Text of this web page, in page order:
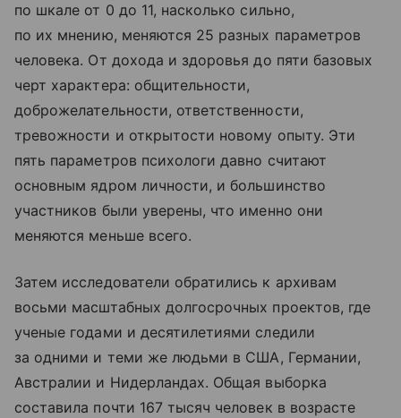
по шкале от 0 до 11, насколько сильно,
по их мнению, меняются 25 разных параметров
человека. От дохода и здоровья до пяти базовых
черт характера: общительности,
доброжелательности, ответственности,
тревожности и открытости новому опыту. Эти
пять параметров психологи давно считают
основным ядром личности, и большинство
участников были уверены, что именно они
меняются меньше всего.
Затем исследователи обратились к архивам
восьми масштабных долгосрочных проектов, где
ученые годами и десятилетиями следили
за одними и теми же людьми в США, Германии,
Австралии и Нидерландах. Общая выборка
составила почти 167 тысяч человек в возрасте